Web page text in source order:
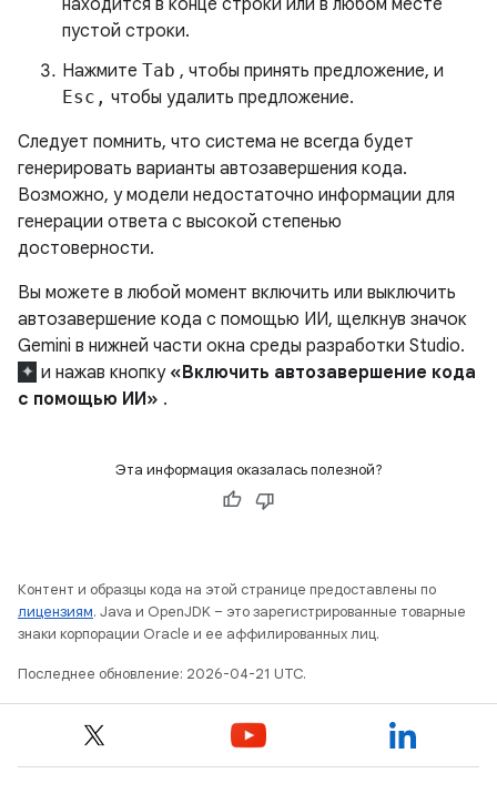
пустой строки.
Нажмите Tab , чтобы принять предложение, и
Esc, чтобы удалить предложение.
Следует помнить, что система не всегда будет
генерировать варианты автозавершения кода.
Возможно, у модели недостаточно информации для
генерации ответа с высокой степенью
достоверности.
Вы можете в любой момент включить или выключить
автозавершение кода с помощью ИИ, щелкнув значок
Gemini в нижней части окна среды разработки Studio.
и нажав кнопку «Включить автозавершение кода
с помощью ИИ» .
Эта информация оказалась полезной?
Контент и образцы кода на этой странице предоставлены по
лицензиям. Java и OpenJDK – это зарегистрированные товарные
знаки корпорации Oracle и ее аффилированных лиц.
Последнее обновление: 2026-04-21 UTC.